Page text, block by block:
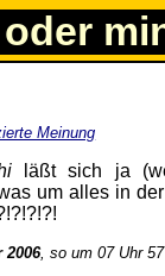
Meinung
läßt sich ja
um alles in
2006, so um 07 Uhr 57